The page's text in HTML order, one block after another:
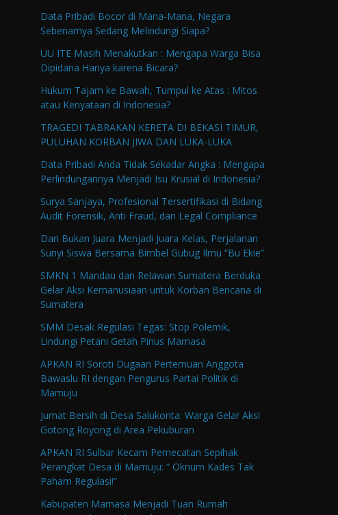
Data Pribadi Bocor di Mana-Mana, Negara
Sebenarnya Sedang Melindungi Siapa?
UU ITE Masih Menakutkan : Mengapa Warga Bisa
Dipidana Hanya karena Bicara?
Hukum Tajam ke Bawah, Tumpul ke Atas : Mitos
atau Kenyataan di Indonesia?
TRAGEDI TABRAKAN KERETA DI BEKASI TIMUR,
PULUHAN KORBAN JIWA DAN LUKA-LUKA
Data Pribadi Anda Tidak Sekadar Angka : Mengapa
Perlindungannya Menjadi Isu Krusial di Indonesia?
Surya Sanjaya, Profesional Tersertifikasi di Bidang
Audit Forensik, Anti Fraud, dan Legal Compliance
Dari Bukan Juara Menjadi Juara Kelas, Perjalanan
Sunyi Siswa Bersama Bimbel Gubug Ilmu “Bu Ekie”
SMKN 1 Mandau dan Relawan Sumatera Berduka
Gelar Aksi Kemanusiaan untuk Korban Bencana di
Sumatera
SMM Desak Regulasi Tegas: Stop Polemik,
Lindungi Petani Getah Pinus Mamasa
APKAN RI Soroti Dugaan Pertemuan Anggota
Bawaslu RI dengan Pengurus Partai Politik di
Mamuju
Jumat Bersih di Desa Salukonta: Warga Gelar Aksi
Gotong Royong di Area Pekuburan
APKAN RI Sulbar Kecam Pemecatan Sepihak
Perangkat Desa di Mamuju: “ Oknum Kades Tak
Paham Regulasi!”
Kabupaten Mamasa Menjadi Tuan Rumah